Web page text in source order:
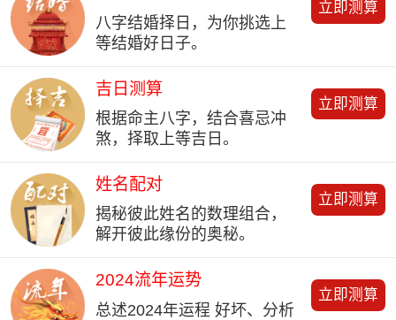
八字结婚择日，为你挑选上
等结婚好日子。
立即测算
吉日测算
根据命主八字，结合喜忌冲
煞，择取上等吉日。
立即测算
姓名配对
揭秘彼此姓名的数理组合，
解开彼此缘份的奥秘。
立即测算
2024流年运势
总述2024年运程 好坏、分析
立即测算